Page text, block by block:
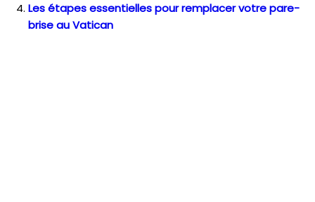
Les étapes essentielles pour remplacer votre pare-
brise au Vatican